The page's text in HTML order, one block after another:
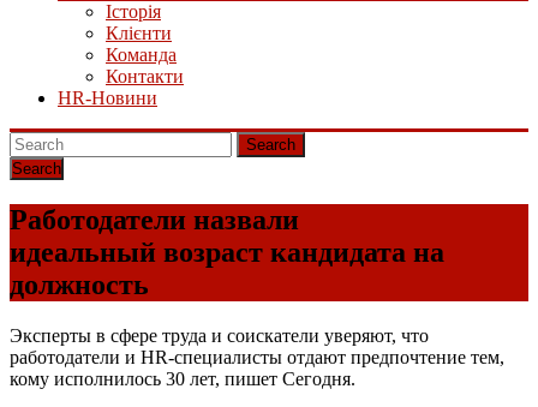
Історія
Клієнти
Команда
Контакти
HR-Новини
Search
Работодатели назвали
идеальный возраст кандидата на
должность
Эксперты в сфере труда и соискатели уверяют, что
работодатели и HR-специалисты отдают предпочтение тем,
кому исполнилось 30 лет, пишет Сегодня.